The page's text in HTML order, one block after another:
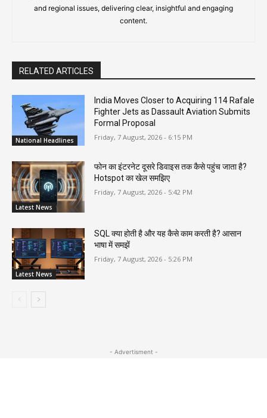
and regional issues, delivering clear, insightful and engaging
content.
RELATED ARTICLES
National Headlines
India Moves Closer to Acquiring 114 Rafale
Fighter Jets as Dassault Aviation Submits
Formal Proposal
Friday, 7 August, 2026 - 6:15 PM
Latest News
फोन का इंटरनेट दूसरे डिवाइस तक कैसे पहुंच जाता है?
Hotspot का खेल समझिए
Friday, 7 August, 2026 - 5:42 PM
Latest News
SQL क्या होती है और यह कैसे काम करती है? आसान
भाषा में समझें
Friday, 7 August, 2026 - 5:26 PM
- Advertisment -